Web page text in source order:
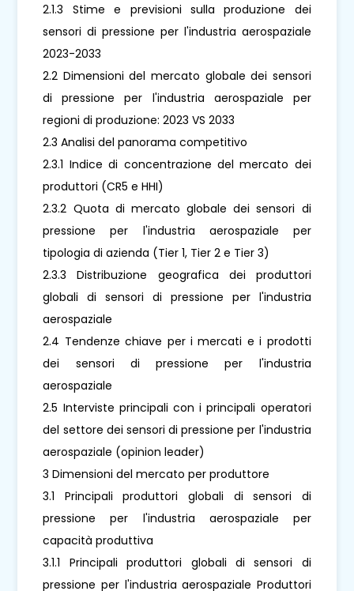
2.1.3 Stime e previsioni sulla produzione dei
sensori di pressione per l'industria aerospaziale
2023-2033
2.2 Dimensioni del mercato globale dei sensori
di pressione per l'industria aerospaziale per
regioni di produzione: 2023 VS 2033
2.3 Analisi del panorama competitivo
2.3.1 Indice di concentrazione del mercato dei
produttori (CR5 e HHI)
2.3.2 Quota di mercato globale dei sensori di
pressione per l'industria aerospaziale per
tipologia di azienda (Tier 1, Tier 2 e Tier 3)
2.3.3 Distribuzione geografica dei produttori
globali di sensori di pressione per l'industria
aerospaziale
2.4 Tendenze chiave per i mercati e i prodotti
dei sensori di pressione per l'industria
aerospaziale
2.5 Interviste principali con i principali operatori
del settore dei sensori di pressione per l'industria
aerospaziale (opinion leader)
3 Dimensioni del mercato per produttore
3.1 Principali produttori globali di sensori di
pressione per l'industria aerospaziale per
capacità produttiva
3.1.1 Principali produttori globali di sensori di
pressione per l'industria aerospaziale Produttori